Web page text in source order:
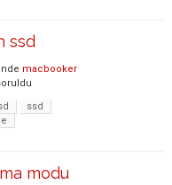
ssd
macbooker
ssd
modu